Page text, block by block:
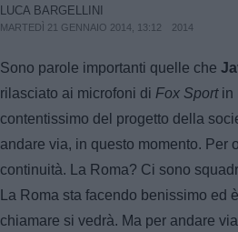
LUCA BARGELLINI
MARTEDÌ 21 GENNAIO 2014, 13:12 2014
Sono parole importanti quelle che
rilasciato ai microfoni di Fox Sportin
contentissimo del progetto della
andare via, in questo momento. Per
continuità. La Roma? Ci sono
La Roma sta facendo benissimo
chiamare si vedrà. Ma per andare